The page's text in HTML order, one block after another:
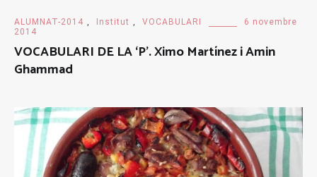
ALUMNAT-2014 , Institut , VOCABULARI
6 novembre
2014
VOCABULARI DE LA ‘P’. Ximo Martínez i Amin
Ghammad